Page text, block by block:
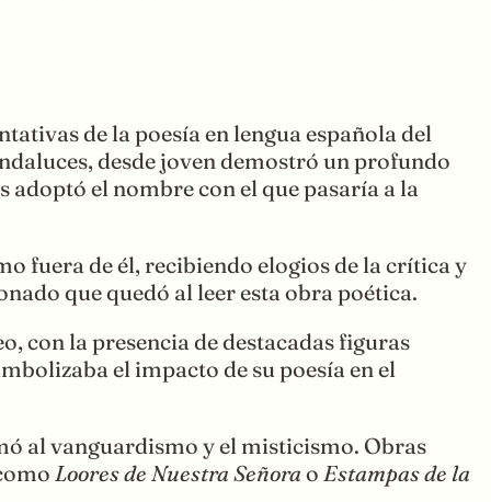
de la poesía en lengua española del
desde joven demostró un profundo
adoptó el nombre con el que pasaría a la
fuera de él, recibiendo elogios de la crítica y
que quedó al leer esta obra poética.
con la presencia de destacadas figuras
el impacto de su poesía en el
al vanguardismo y el misticismo. Obras
Loores de Nuestra Señorao Estampas de la